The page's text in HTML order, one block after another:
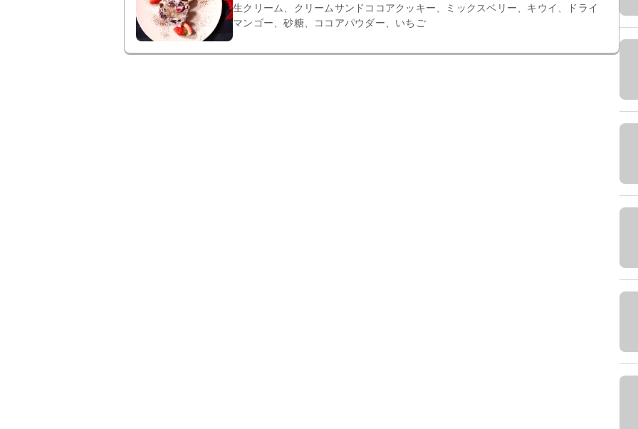
生クリーム、クリームサンドココアクッキー、ミックスベリー、キウイ、ドライ
マンゴー、砂糖、ココアパウダー、いちご